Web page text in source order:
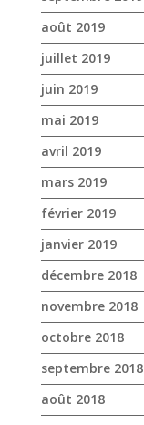
mars 2019
février 2019
janvier 2019
décembre 2018
novembre 2018
octobre 2018
septembre 2018
août 2018
juillet 2018
juin 2018
mai 2018
avril 2018
mars 2018